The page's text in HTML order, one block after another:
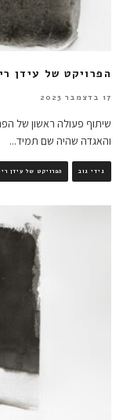
הפרויקט של עידן
17 בדצמבר 2023
שיתוף פעולה ראשון של
והאגדה שהיה שם תמיד...
גידי גוב הפרויקט של עידן